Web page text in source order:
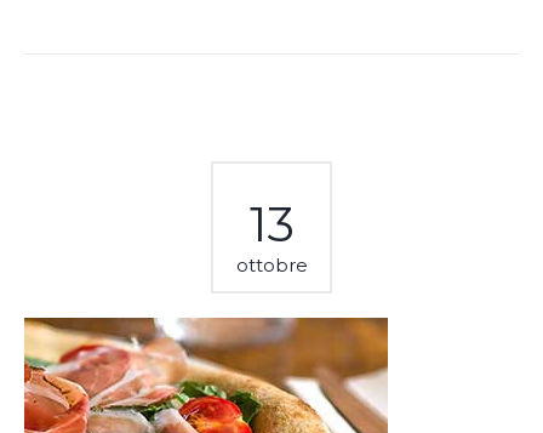
13
ottobre